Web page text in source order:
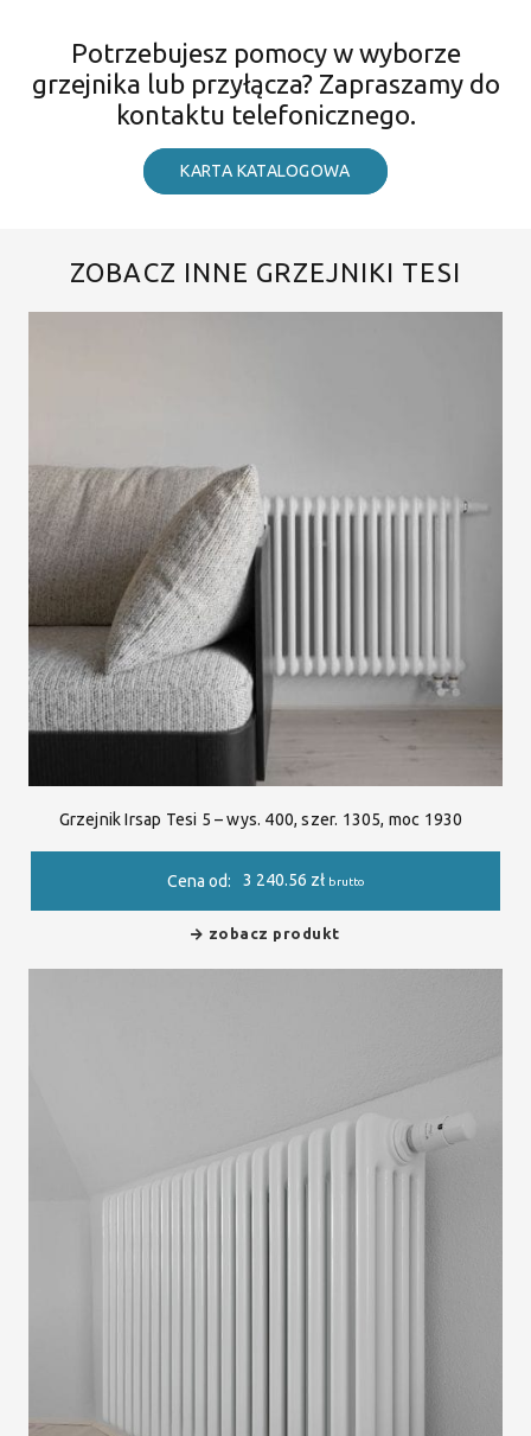
Potrzebujesz pomocy w wyborze
grzejnika lub przyłącza? Zapraszamy do
kontaktu telefonicznego.
KARTA KATALOGOWA
ZOBACZ INNE GRZEJNIKI TESI
Grzejnik Irsap Tesi 5 – wys. 400, szer. 1305, moc 1930
Cena od: 3 240.56 zł brutto
zobacz produkt